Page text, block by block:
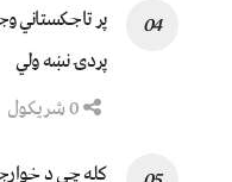
پر
پردۍ نښه ولي
کله چې د